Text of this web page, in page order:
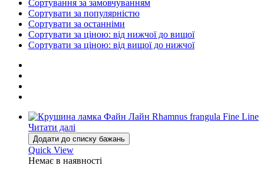
Сортування за замовчуванням
Сортувати за популярністю
Сортувати за останніми
Сортувати за ціною: від нижчої до вищої
Сортувати за ціною: від вищої до нижчої
Читати далі
Додати до списку бажань
Quick View
Немає в наявності